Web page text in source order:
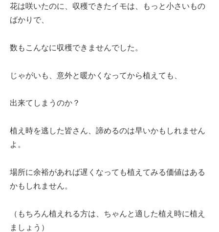
花は咲いたのに、収穫できたイモは、もっと小さいもの
ばかりで、
数もこんなに収穫できませんでした。
じゃがいも、意外と暖かくなってから植えても、
出来てしまうのか？
植え時を逃した皆さん、諦めるのは早いかもしれません
よ。
場所に余裕があれば遅くなっても植えてみる価値はある
かもしれません。
（もちろん植えれる方は、ちゃんと適した植え時に植え
ましょう）